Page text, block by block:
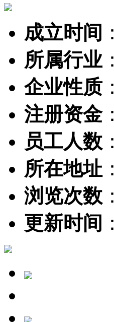
成立时间 ：
所属行业：
企业性质：
注册资金：
员工人数 ：
所在地址 ：
浏览次数 ：
更新时间 ：